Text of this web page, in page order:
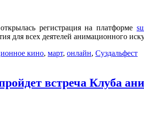
регистрация на платформе
для всех деятелей анимационного
кино, март, онлайн, Суздальфест
встреча Клуба